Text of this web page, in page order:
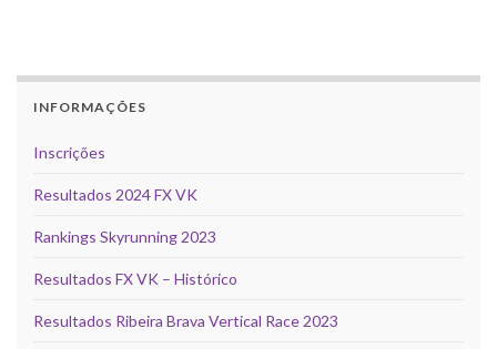
INFORMAÇÕES
Inscrições
Resultados 2024 FX VK
Rankings Skyrunning 2023
Resultados FX VK – Histórico
Resultados Ribeira Brava Vertical Race 2023